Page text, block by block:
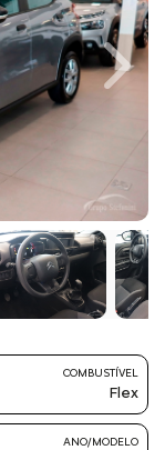
Next
COMBUSTÍVEL
Flex
ANO/MODELO